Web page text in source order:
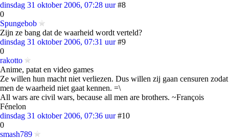
dinsdag 31 oktober 2006, 07:28 uur #8
0
Spungebob
Zijn ze bang dat de waarheid wordt verteld?
dinsdag 31 oktober 2006, 07:31 uur #9
0
rakotto
Anime, patat en video games
Ze willen hun macht niet verliezen. Dus willen zij gaan censuren zodat
men de waarheid niet gaat kennen. =\
All wars are civil wars, because all men are brothers. ~François
Fénelon
dinsdag 31 oktober 2006, 07:36 uur #10
0
smash789